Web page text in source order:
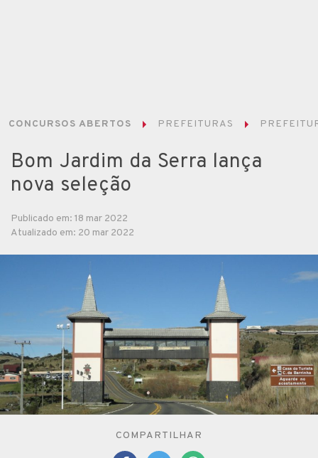
CONCURSOS ABERTOS PREFEITURAS
Bom Jardim da Serra lança
nova seleção
Publicado em: 18 mar 2022
Atualizado em: 20 mar 2022
COMPARTILHAR